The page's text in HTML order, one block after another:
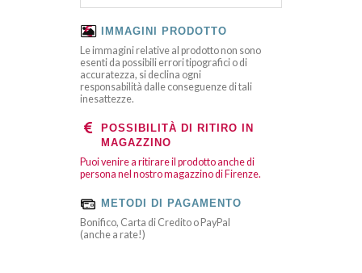
IMMAGINI PRODOTTO
Le immagini relative al prodotto non sono
esenti da possibili errori tipografici o di
accuratezza, si declina ogni
responsabilità dalle conseguenze di tali
inesattezze.
POSSIBILITÀ DI RITIRO IN
MAGAZZINO
Puoi venire a ritirare il prodotto anche di
persona nel nostro magazzino di Firenze.
METODI DI PAGAMENTO
Bonifico, Carta di Credito o PayPal
(anche a rate!)